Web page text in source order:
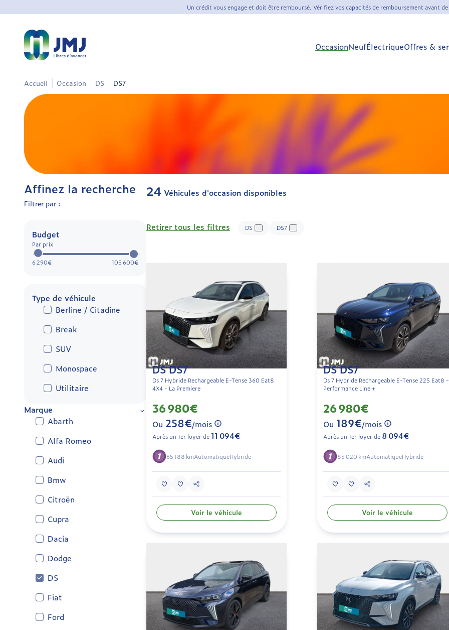
Un crédit vous engage et doit être remboursé. Vérifiez vos capacités de remboursement avant de
OccasionNeufÉlectriqueOffres &
Accueil Occasion DS DS7
Affinez la recherche
Filtrer par :
Budget
Par prix
6 290€ 105 600€
Type de véhicule
Berline / Citadine
Break
SUV
Monospace
Utilitaire
Marque
Abarth
Alfa Romeo
Audi
Bmw
Citroën
Cupra
Dacia
Dodge
DS
Fiat
Ford
24 Véhicules d'occasion disponibles
Retirer tous les filtres DS DS7
DS DS7
Ds 7 Hybride Rechargeable E-Tense 360 Eat8
4X4 - La Premiere
36 980€
Ou 258€/mois
Après un 1er loyer de11 094€
65 188 kmAutomatiqueHybride
Voir le véhicule
DS DS7
Ds 7 Hybride Rechargeable E-Tense 225 Eat8 -
Performance Line +
26 980€
Ou 189€/mois
Après un 1er loyer de 8 094€
85 020 kmAutomatiqueHybride
Voir le véhicule